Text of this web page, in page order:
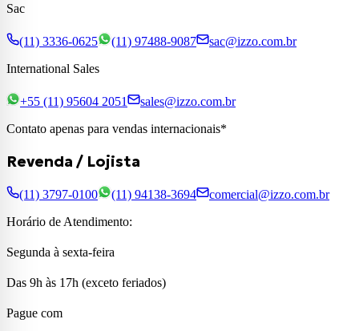
Sac
(11) 3336-0625 (11) 97488-9087
sac@izzo.com.br
International Sales
+55 (11) 95604 2051
sales@izzo.com.br
Contato apenas para vendas internacionais*
Revenda / Lojista
(11) 3797-0100 (11) 94138-3694
comercial@izzo.com.br
Horário de Atendimento:
Segunda à sexta-feira
Das 9h às 17h (exceto feriados)
Pague com